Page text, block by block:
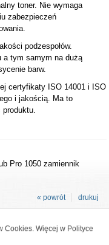
toner. Nie wymaga
zabezpieczeń
podzespołów.
a tym samym na dużą
barw.
certyfikaty ISO 14001 i ISO
i jakością. Ma to
produktu.
Pro 1050 zamiennik
drukuj
« powrót
Cookies. Więcej w Polityce